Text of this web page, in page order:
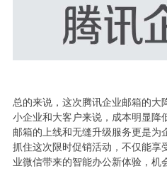
总的来说，这次腾讯企业邮箱的大
小企业和大客户来说，成本明显降
邮箱的上线和无缝升级服务更是为
抓住这次限时促销活动，不仅能享
业微信带来的智能办公新体验，机